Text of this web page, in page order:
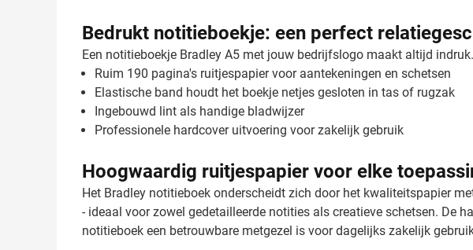
Bedrukt notitieboekje: een perfect
Een notitieboekje Bradley A5 met jouw bedrijfslogo maakt altijd
Ruim 190 pagina's ruitjespapier voor aantekeningen en schetsen
Elastische band houdt het boekje netjes gesloten in tas of rugzak
Ingebouwd lint als handige bladwijzer
Professionele hardcover uitvoering voor zakelijk gebruik
Hoogwaardig ruitjespapier voor elke
Het Bradley notitieboek onderscheidt zich door het kwaliteitspapier
- ideaal voor zowel gedetailleerde notities als creatieve schetsen. De
notitieboek een betrouwbare metgezel is voor dagelijks zakelijk